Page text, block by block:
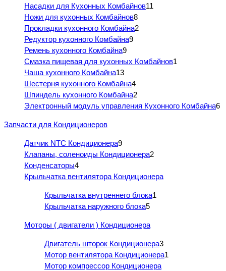
Насадки для Кухонных Комбайнов11
Ножи для кухонных Комбайнов8
Прокладки кухонного Комбайна2
Редуктор кухонного Комбайна9
Ремень кухонного Комбайна9
Смазка пищевая для кухонных Комбайнов1
Чаша кухонного Комбайна13
Шестерня кухонного Комбайна4
Шпиндель кухонного Комбайна2
Электронный модуль управления Кухонного Комбайна6
Запчасти для Кондиционеров
Датчик NTC Кондиционера9
Клапаны, соленоиды Кондиционера2
Конденсаторы4
Крыльчатка вентилятора Кондиционера
Крыльчатка внутреннего блока1
Крыльчатка наружного блока5
Моторы ( двигатели ) Кондиционера
Двигатель шторок Кондиционера3
Мотор вентилятора Кондиционера1
Мотор компрессор Кондиционера